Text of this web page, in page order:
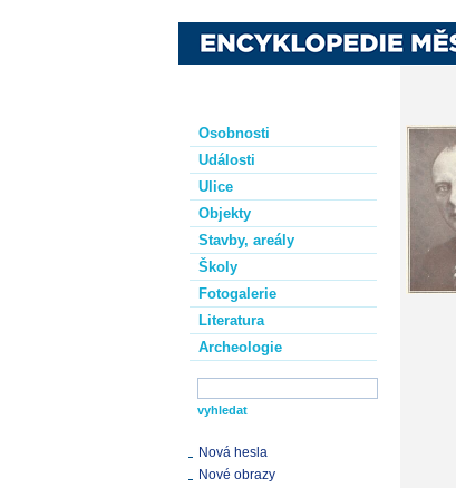
Osobnosti
Události
Ulice
Objekty
Stavby, areály
Školy
Fotogalerie
Literatura
Archeologie
Nová hesla
Nové obrazy